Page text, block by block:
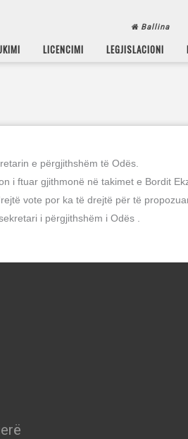
Ballina
LICENCIMI LEGJISLACIONI
e përgjithshëm të Odës.
i ftuar gjithmonë në takimet e Bordit
vote por ka të drejtë për të
i përgjithshëm i Odës .